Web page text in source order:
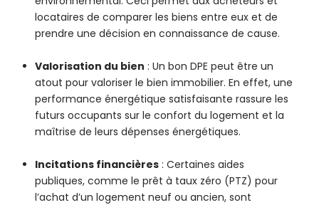
locataires de comparer les biens entre eux et de
prendre une décision en connaissance de cause.
Valorisation du bien : Un bon DPE peut être un
atout pour valoriser le bien immobilier. En effet, une
performance énergétique satisfaisante rassure les
futurs occupants sur le confort du logement et la
maîtrise de leurs dépenses énergétiques.
Incitations financières : Certaines aides
publiques, comme le prêt à taux zéro (PTZ) pour
l’achat d’un logement neuf ou ancien, sont